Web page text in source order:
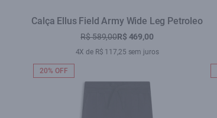
Calça Ellus Field Army Wide Leg Petroleo
R$ 589,00R$ 469,00
4X de R$ 117,25 sem juros
20% OFF